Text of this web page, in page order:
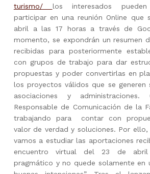
turismo/ los interesados
participar en una reunión Online que
abril a las 17 horas a través de
momento, se expondrán un resumen
recibidas para posteriormente
con grupos de trabajo para dar
propuestas y poder convertirlas en
los proyectos válidos que se generen
asociaciones y
Responsable de Comunicación de la
trabajando para contar con
valor de verdad y soluciones. Por ello,
vamos a estudiar las aportaciones
encuentro virtual del 23 de
pragmático y no quede solamente en